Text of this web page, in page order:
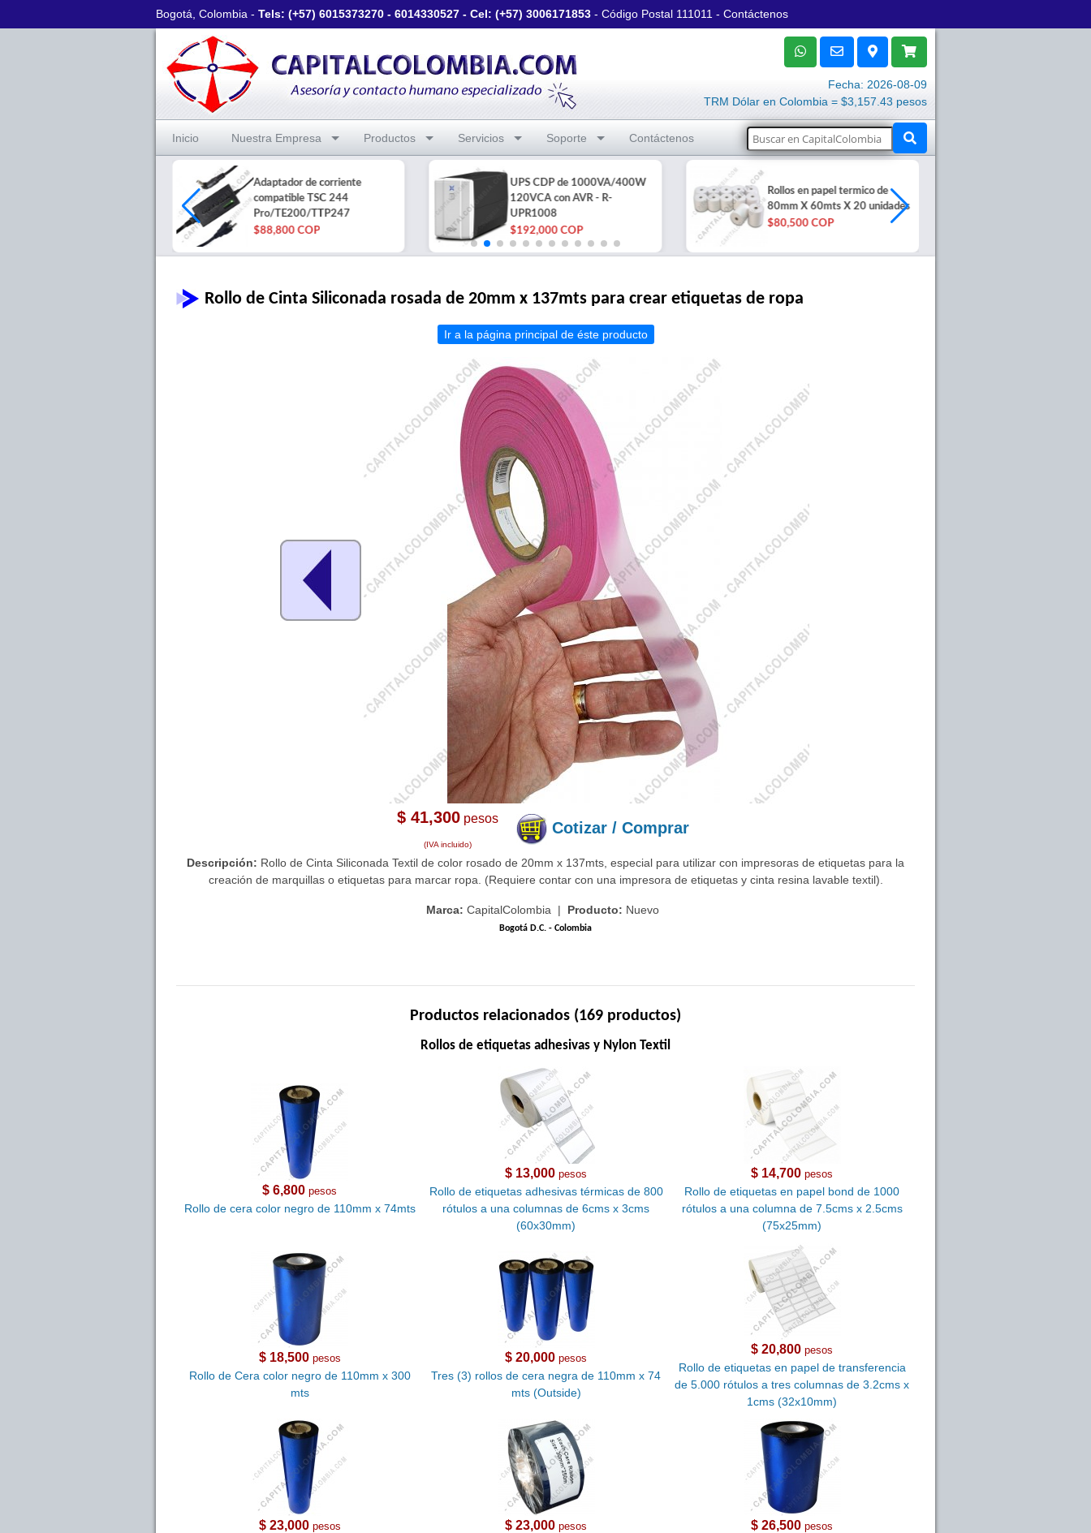
Bogotá, Colombia - Tels: (+57) 6015373270 - 6014330527 - Cel: (+57) 3006171853 - Código Postal 111011 - Contáctenos
Fecha: 2026-08-09
TRM Dólar en Colombia = $3,157.43 pesos
Inicio Nuestra Empresa Productos Servicios Soporte Contáctenos
Adaptador de corriente
compatible TSC 244
Pro/TE200/TTP247
$88,800 COP
UPS CDP de 1000VA/400W
120VCA con AVR - R-
UPR1008
$192,000 COP
Rollos en papel termico de
80mm X 60mts X 20 unidades
$80,500 COP
Rollo de Cinta Siliconada rosada de 20mm x 137mts para crear etiquetas de ropa
Ir a la página principal de éste producto
$ 41,300 pesos
(IVA incluido)
Cotizar / Comprar
Descripción: Rollo de Cinta Siliconada Textil de color rosado de 20mm x 137mts, especial para utilizar con impresoras de etiquetas para la
creación de marquillas o etiquetas para marcar ropa. (Requiere contar con una impresora de etiquetas y cinta resina lavable textil).
Marca: CapitalColombia | Producto: Nuevo
Bogotá D.C. - Colombia
Productos relacionados (169 productos)
Rollos de etiquetas adhesivas y Nylon Textil
$ 6,800 pesos
Rollo de cera color negro de 110mm x 74mts
$ 13,000 pesos
Rollo de etiquetas adhesivas térmicas de 800
rótulos a una columnas de 6cms x 3cms
(60x30mm)
$ 14,700 pesos
Rollo de etiquetas en papel bond de 1000
rótulos a una columna de 7.5cms x 2.5cms
(75x25mm)
$ 18,500pesos
Rollo de Cera color negro de 110mm x 300
mts
$ 20,000 pesos
Tres (3) rollos de cera negra de 110mm x 74
mts (Outside)
$ 20,800 pesos
Rollo de etiquetas en papel de transferencia
de 5.000 rótulos a tres columnas de 3.2cms x
1cms (32x10mm)
$ 23,000pesos $ 23,000 pesos $ 26,500 pesos